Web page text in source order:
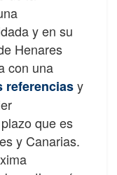
y en su
Henares
con una
referenciasy
que es
y Canarias.